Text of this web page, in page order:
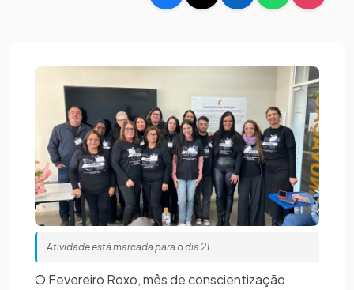
Atividade está marcada para o dia 21
O Fevereiro Roxo, mês de conscientização